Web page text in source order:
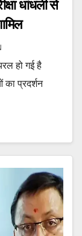
धांधली से
हो गई है
का प्रदर्शन